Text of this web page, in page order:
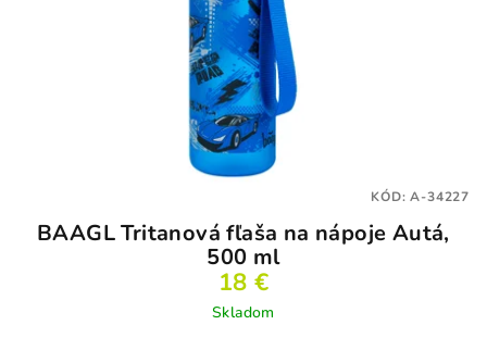
BAAGL Tritanová fľaša na nápoje Autá,
500 ml
18 €
Skladom
KÓD:A-34227